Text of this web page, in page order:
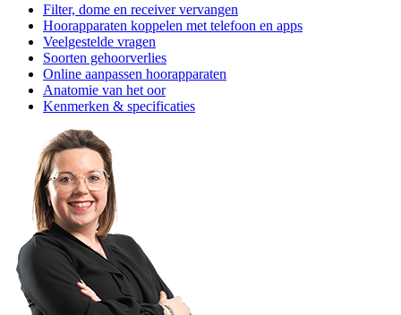
Filter, dome en receiver vervangen
Hoorapparaten koppelen met telefoon en apps
Veelgestelde vragen
Soorten gehoorverlies
Online aanpassen hoorapparaten
Anatomie van het oor
Kenmerken & specificaties